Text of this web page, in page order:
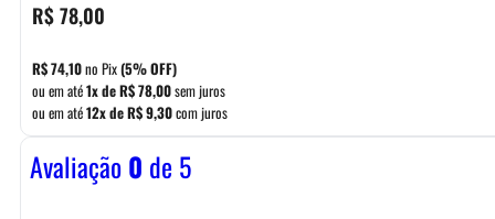
R$78,00
R$74,10no Pix(5% OFF)
ou em até1x deR$78,00sem juros
ou em até12x deR$9,30com juros
Avaliação0 de 5